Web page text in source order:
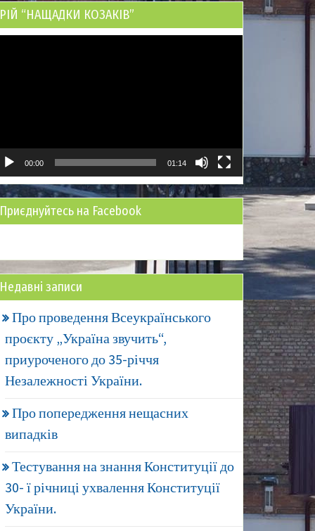
РІЙ “НАЩАДКИ КОЗАКІВ”
00:00 01:14
Приєднуйтесь на Facebook
Недавні записи
Про проведення Всеукраїнського
проєкту „Україна звучить“,
приуроченого до 35-річчя
Незалежності України.
Про попередження нещасних
випадків
Тестування на знання Конституції до
30- ї річниці ухвалення Конституції
України.